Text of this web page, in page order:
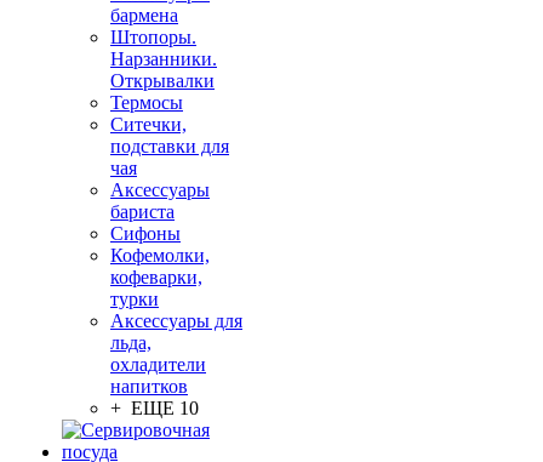
бармена
Штопоры.
Нарзанники.
Открывалки
Термосы
Ситечки,
подставки для
чая
Аксессуары
бариста
Сифоны
Кофемолки,
кофеварки,
турки
Аксессуары для
льда,
охладители
напитков
+ ЕЩЕ 10